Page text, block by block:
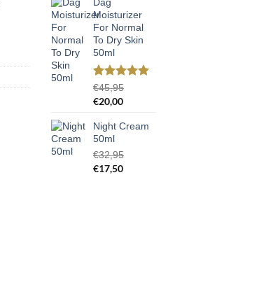
Dag
Moisturizer
For Normal
To Dry Skin
50ml
Gewaardeerd
5.00op 5
gebaseerd
op
2
klant
waarderingen
€45,95
Oorspronkelijke
was:
€45,95.
€20,00Huidige
is:
Night Cream
50ml
€32,95
Oorspronkelijke
€17,50Huidige